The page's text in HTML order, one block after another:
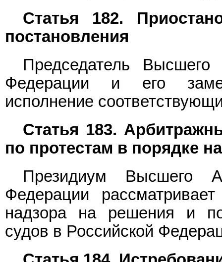
Статья 182.
постановления
Председатель Высшего
Федерации и его
исполнение
Статья 183.
по протестам в порядке
Президиум Высшего
Федерации
надзора на решения и
судов в Российской